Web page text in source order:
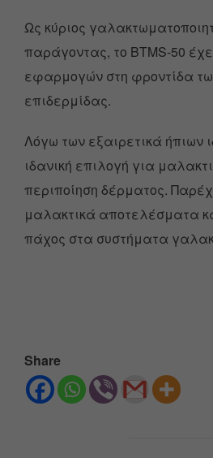
Ως κύριος
παράγοντας, το BTMS-50
εφαρμογών στη φροντίδα
επιδερμίδας.
Λόγω των εξαιρετικά ήπιων
ιδανική επιλογή για
περιποίηση δέρματος.
μαλακτικά αποτελέσματα
πάχος στα συστήματα
Share